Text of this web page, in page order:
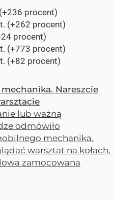
procent)
(+262 procent)
procent)
(+773 procent)
(+82 procent)
Nareszcie
lub ważną
odmówiło
mechanika.
warsztat na kołach,
zamocowana